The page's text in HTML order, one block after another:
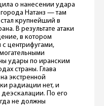
о нанесении удара
Натанз — там
крупнейший в
В результате атаки
в котором
с центрифугами,
удары по иранским
страны. Глава
экстренной
радиации нет, и
По его
не должны